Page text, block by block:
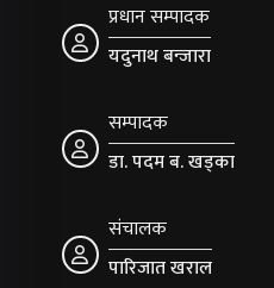
प्रधान सम्पादक
यदुनाथ बन्जारा
सम्पादक
डा. पदम ब. खड्का
संचालक
पारिजात खराल